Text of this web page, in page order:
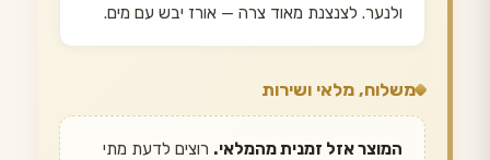
ולנער. לצנצנת מאוד צרה — אורז יבש עם מים.
משלוח, מלאי ושירות
המוצר אזל זמנית מהמלאי. רוצים לדעת מתי